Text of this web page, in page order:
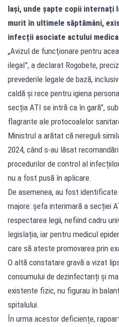
Iași, unde șapte copii internați
murit în ultimele săptămâni,
infecții asociate actului
„Avizul de funcţionare pentru
ilegal”, a declarat Rogobete,
prevederile legale de bază,
caldă și rece pentru igiena
secția ATI se intră ca în gară”,
flagrante ale protocoalelor
Ministrul a arătat că nereguli
2024, când s-au lăsat
procedurilor de control al
nu a fost pusă în aplicare.
De asemenea, au fost
majore: șefa interimară a secției
respectarea legii, nefiind cadru
legislația, iar pentru medicul
care să ateste promovarea prin
O altă constatare gravă a vizat
consumului de dezinfectanți și
existente fizic, nu figurau în
spitalului.
În urma acestor deficiențe,